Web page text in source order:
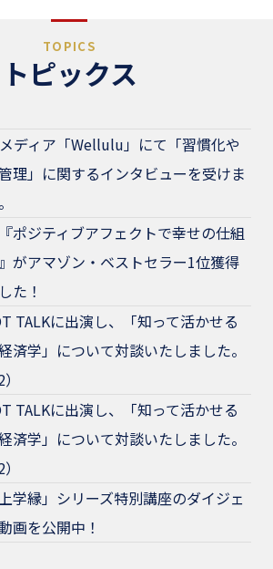
TOPICS
トピックス
ディア「Wellulu」にて「習慣化や
理」に関するインタビューを受けま
ポジティブアフェクトで幸せの仕組
がアマゾン・ベストセラー1位獲得
た！
TALKに出演し、「知って活かせる
済学」について対談いたしました。
TALKに出演し、「知って活かせる
済学」について対談いたしました。
上学縁」シリーズ特別講座のダイジェ
画を公開中！